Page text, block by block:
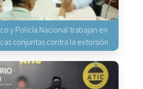
y Policía Nacional trabajan en
conjuntas contra la extorsión